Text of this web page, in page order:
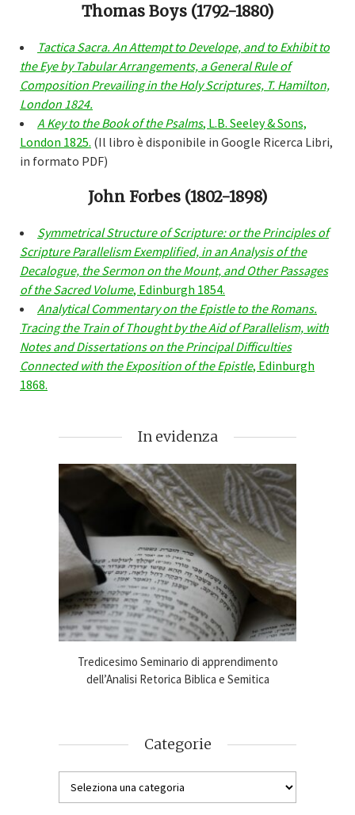
Thomas Boys (1792-1880)
Tactica Sacra. An Attempt to Develope, and to Exhibit to
the Eye by Tabular Arrangements, a General Rule of
Composition Prevailing in the Holy Scriptures, T. Hamilton,
London 1824.
A Key to the Book of the Psalms, L.B. Seeley & Sons,
London 1825. (Il libro è disponibile in Google Ricerca Libri,
in formato PDF)
John Forbes (1802-1898)
Symmetrical Structure of Scripture: or the Principles of
Scripture Parallelism Exemplified, in an Analysis of the
Decalogue, the Sermon on the Mount, and Other Passages
of the Sacred Volume, Edinburgh 1854.
Analytical Commentary on the Epistle to the Romans.
Tracing the Train of Thought by the Aid of Parallelism, with
Notes and Dissertations on the Principal Difficulties
Connected with the Exposition of the Epistle, Edinburgh
1868.
In evidenza
Tredicesimo Seminario di apprendimento
dell’Analisi Retorica Biblica e Semitica
Categorie